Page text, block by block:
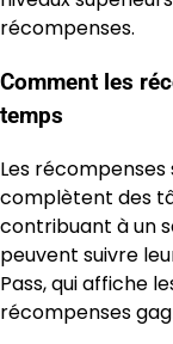
récompenses.
Comment les
temps
Les récompenses
complètent des
contribuant à un
peuvent suivre
Pass, qui affiche
récompenses